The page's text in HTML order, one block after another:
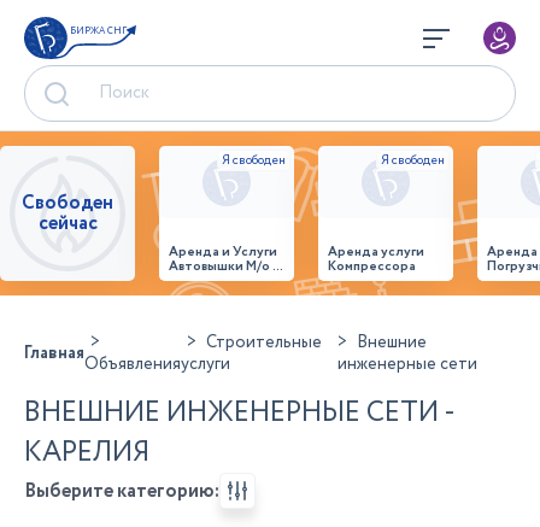
БИРЖА СНГ
Свободен
сейчас
Аренда и Услуги
Автовышки М/о г.
Домодедово
26,28,32 место
Аренда услуги
Компрессора
ГлавнаяОбъявления
Строительные
услуги
Внешние
инженерные сети
ВНЕШНИЕ ИНЖЕНЕРНЫЕ СЕТИ -
КАРЕЛИЯ
Выберите категорию: